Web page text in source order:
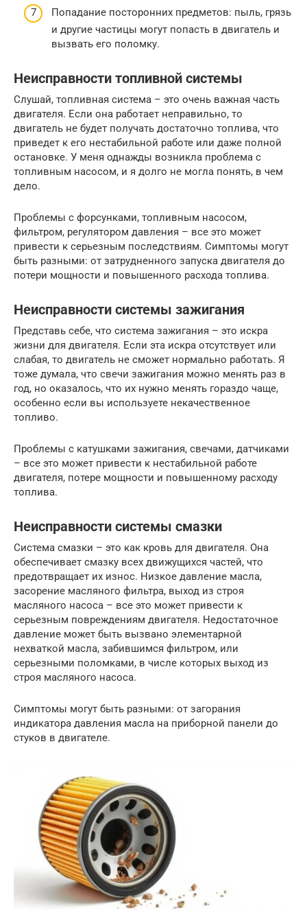
Попадание посторонних предметов: пыль, грязь
и другие частицы могут попасть в двигатель и
вызвать его поломку.
Неисправности топливной системы
Слушай, топливная система – это очень важная часть
двигателя. Если она работает неправильно, то
двигатель не будет получать достаточно топлива, что
приведет к его нестабильной работе или даже полной
остановке. У меня однажды возникла проблема с
топливным насосом, и я долго не могла понять, в чем
дело.
Проблемы с форсунками, топливным насосом,
фильтром, регулятором давления – все это может
привести к серьезным последствиям. Симптомы могут
быть разными: от затрудненного запуска двигателя до
потери мощности и повышенного расхода топлива.
Неисправности системы зажигания
Представь себе, что система зажигания – это искра
жизни для двигателя. Если эта искра отсутствует или
слабая, то двигатель не сможет нормально работать. Я
тоже думала, что свечи зажигания можно менять раз в
год, но оказалось, что их нужно менять гораздо чаще,
особенно если вы используете некачественное
топливо.
Проблемы с катушками зажигания, свечами, датчиками
– все это может привести к нестабильной работе
двигателя, потере мощности и повышенному расходу
топлива.
Неисправности системы смазки
Система смазки – это как кровь для двигателя. Она
обеспечивает смазку всех движущихся частей, что
предотвращает их износ. Низкое давление масла,
засорение масляного фильтра, выход из строя
масляного насоса – все это может привести к
серьезным повреждениям двигателя. Недостаточное
давление может быть вызвано элементарной
нехваткой масла, забившимся фильтром, или
серьезными поломками, в числе которых выход из
строя масляного насоса.
Симптомы могут быть разными: от загорания
индикатора давления масла на приборной панели до
стуков в двигателе.